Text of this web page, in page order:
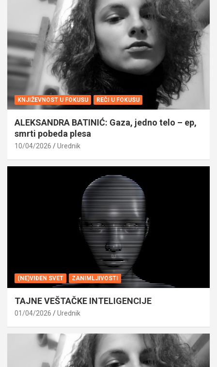
KNJIŽEVNOST U FOKUSU REČI U FOKUSU
ALEKSANDRA BATINIĆ: Gaza, jedno telo – ep,
smrti pobeda plesa
10/04/2026 Urednik
(NE)VIĐEN SVET ZANIMLJIVOSTI
TAJNE VEŠTAČKE INTELIGENCIJE
01/04/2026 Urednik